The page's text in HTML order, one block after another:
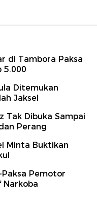
di Tambora Paksa
5.000
Ditemukan
Jaksel
Tak Dibuka Sampai
Perang
Minta Buktikan
Pemotor
Narkoba